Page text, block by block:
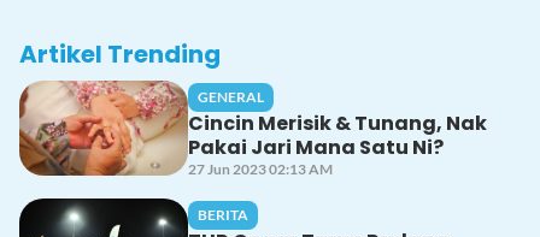
Artikel Trending
GENERAL
Cincin Merisik & Tunang, Nak
Pakai Jari Mana Satu Ni?
27 Jun 2023 02:13 AM
BERITA